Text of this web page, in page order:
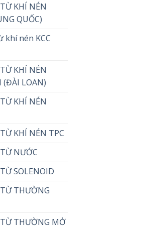
KHÍ NÉN
QUỐC)
khí nén KCC
KHÍ NÉN
LOAN)
KHÍ NÉN
KHÍ NÉN TPC
NƯỚC
SOLENOID
THƯỜNG
THƯỜNG MỞ